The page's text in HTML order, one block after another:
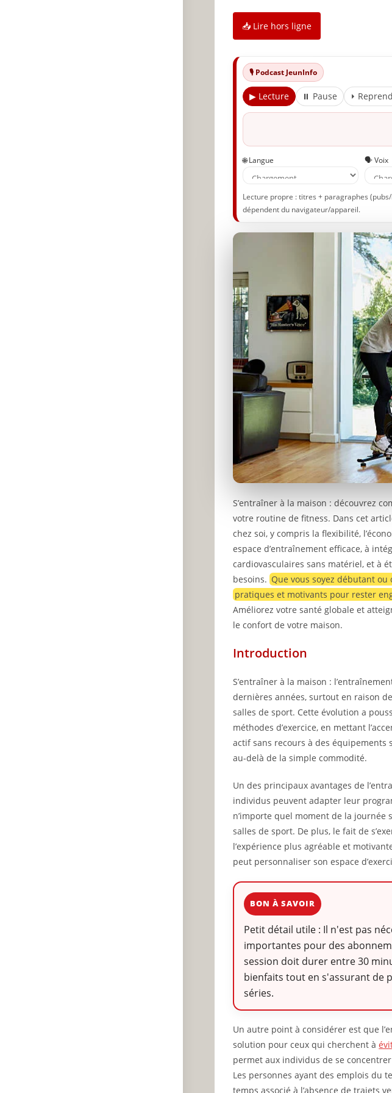
📥 Lire hors ligne
🎙️ Podcast JeunInfo
▶ Lecture ⏸ Pause ⏵
🌐 Langue 🗣️ Voix
Lecture propre : titres + paragraphes
dépendent du navigateur/appareil.
S’entraîner à la maison : découvrez
votre routine de fitness. Dans cet
chez soi, y compris la flexibilité,
espace d’entraînement efficace, à
cardiovasculaires sans matériel, et à
besoins.Que vous soyez débutant
pratiques et motivants pour rester
Améliorez votre santé globale et
le confort de votre maison.
Introduction
S’entraîner à la maison :
dernières années, surtout en raison
salles de sport. Cette évolution a
méthodes d’exercice, en mettant
actif sans recours à des
au-delà de la simple commodité.
Un des principaux avantages de
individus peuvent adapter leur
n’importe quel moment de la journée
salles de sport. De plus, le fait de
l’expérience plus agréable et
peut personnaliser son espace
BON À SAVOIR
Petit détail utile : Il n'est pas
importantes pour des
session doit durer entre 30
bienfaits tout en s'assurant de
séries.
Un autre point à considérer est que
solution pour ceux qui cherchent à
permet aux individus de se
Les personnes ayant des emplois du
temps associé à l’absence de trajets